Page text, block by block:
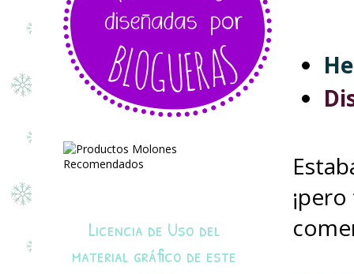
Licencia de Uso del
material gráfico de este